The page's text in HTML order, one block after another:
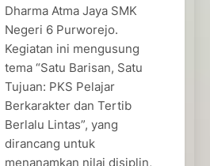
Dharma Atma Jaya SMK
Negeri 6 Purworejo.
Kegiatan ini mengusung
tema “Satu Barisan, Satu
Tujuan: PKS Pelajar
Berkarakter dan Tertib
Berlalu Lintas”, yang
dirancang untuk
menanamkan nilai disiplin,